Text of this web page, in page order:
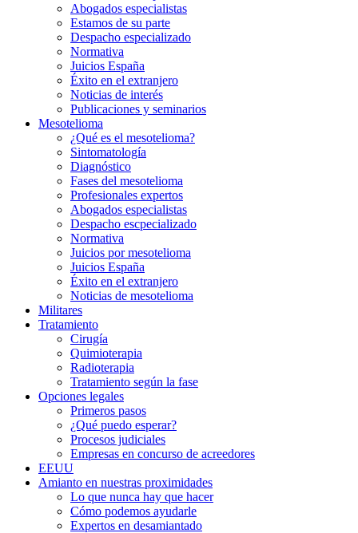
Abogados especialistas
Estamos de su parte
Despacho especializado
Normativa
Juicios España
Éxito en el extranjero
Noticias de interés
Publicaciones y seminarios
Mesotelioma
¿Qué es el mesotelioma?
Sintomatología
Diagnóstico
Fases del mesotelioma
Profesionales expertos
Abogados especialistas
Despacho escpecializado
Normativa
Juicios por mesotelioma
Juicios España
Éxito en el extranjero
Noticias de mesotelioma
Militares
Tratamiento
Cirugía
Quimioterapia
Radioterapia
Tratamiento según la fase
Opciones legales
Primeros pasos
¿Qué puedo esperar?
Procesos judiciales
Empresas en concurso de acreedores
EEUU
Amianto en nuestras proximidades
Lo que nunca hay que hacer
Cómo podemos ayudarle
Expertos en desamiantado